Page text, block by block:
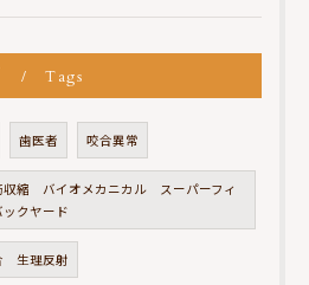
Tags
歯医者 咬合異常
収縮 バイオメカニカル スーパーフィ
ックヤード
生理反射